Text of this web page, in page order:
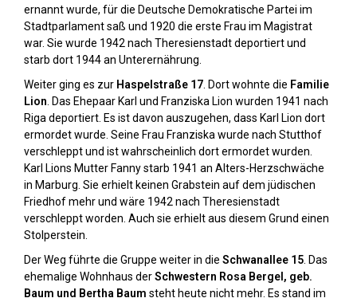
ernannt wurde, für die Deutsche Demokratische Partei im
Stadtparlament saß und 1920 die erste Frau im Magistrat
war. Sie wurde 1942 nach Theresienstadt deportiert und
starb dort 1944 an Unterernährung.
Weiter ging es zur Haspelstraße 17 . Dort wohnte die Familie
Lion . Das Ehepaar Karl und Franziska Lion wurden 1941 nach
Riga deportiert. Es ist davon auszugehen, dass Karl Lion dort
ermordet wurde. Seine Frau Franziska wurde nach Stutthof
verschleppt und ist wahrscheinlich dort ermordet wurden.
Karl Lions Mutter Fanny starb 1941 an Alters-Herzschwäche
in Marburg. Sie erhielt keinen Grabstein auf dem jüdischen
Friedhof mehr und wäre 1942 nach Theresienstadt
verschleppt worden. Auch sie erhielt aus diesem Grund einen
Stolperstein.
Der Weg führte die Gruppe weiter in die Schwanallee 15 . Das
ehemalige Wohnhaus derSchwestern Rosa Bergel, geb.
Baum und Bertha Baum steht heute nicht mehr. Es stand im